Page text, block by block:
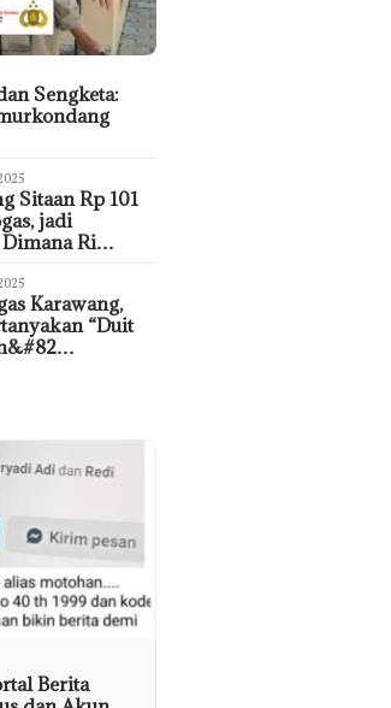
Sengketa:
Sitaan Rp 101
jadi
Dimana Ri…
Karawang,
“Duit
Berita